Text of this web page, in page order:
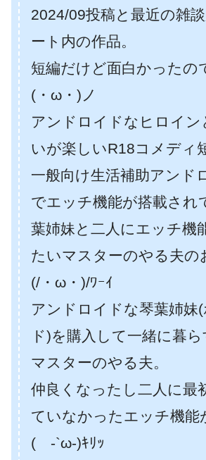
2024/09投稿と最近の雑
ート内の作品。
短編だけど面白かったの
(・ω・)ノ
アンドロイドなヒロイン
いが楽しいR18コメディ
一般向け生活補助アンド
でエッチ機能が搭載され
葉姉妹と二人にエッチ機
たいマスターのやる夫の
(/・ω・)/ﾜｰｲ
アンドロイドな琴葉姉妹
ド)を購入して一緒に暮
マスターのやる夫。
仲良くなったし二人に最
ていなかったエッチ機能
( -`ω-)ｷﾘｯ